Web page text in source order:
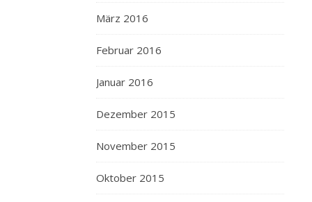
März 2016
Februar 2016
Januar 2016
Dezember 2015
November 2015
Oktober 2015